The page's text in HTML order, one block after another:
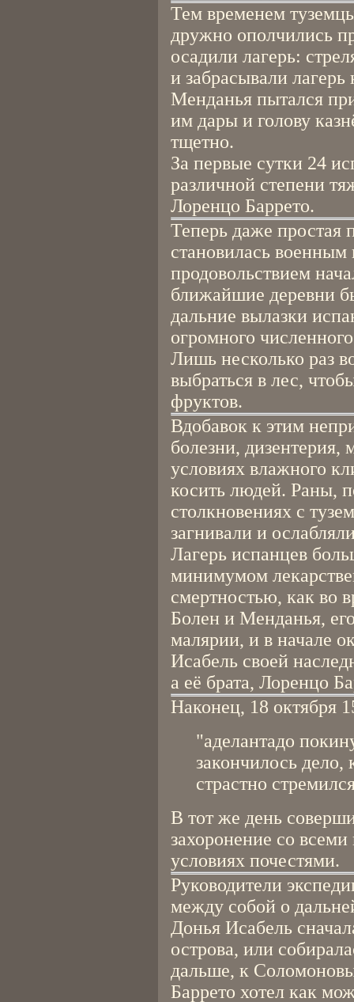
Тем временем
дружно ополчились
осадили лагерь:
и забрасывали
Менданья пытался
им дары и голову
тщетно.
За первые сутки 24
различной степени
Лоренцо Баррето.
Теперь даже простая
становилась военным
продовольствием
ближайшие деревни
дальние вылазки
огромного
Лишь несколько раз
выбраться в лес,
фруктов.
Вдобавок к этим
болезни, дизентерия,
условиях влажного
косить людей. Раны,
столкновениях с
загнивали и
Лагерь испанцев
минимумом
смертностью, как во
Болен и Менданья,
малярии, и в начале
Исабель своей
а её брата, Лоренцо
Наконец, 18 октября
"аделантадо
закончилось дело,
страстно
В тот же день
захоронение со
условиях почестями.
Руководители
между собой о
Донья Исабель
острова, или
дальше, к
Баррето хотел как